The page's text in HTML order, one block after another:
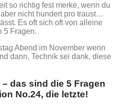
so richtig fest merke, wenn du
nicht hundert pro traust…
Es oft sich oft von alleine
5 Fragen.
Abend im November wenn
dann, Technik sei dank, diese
das sind die 5 Fragen
No.24, die letzte!